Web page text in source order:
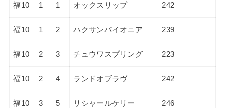
福10 1 1 オックスリップ 242
福10 1 2 ハクサンパイオニア 239
福10 2 3 チュウワスプリング 223
福10 2 4 ランドオブラヴ 242
福10 3 5 リシャールケリー 246